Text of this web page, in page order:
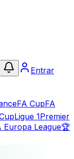
Entrar
FA CupFA
Ligue 1Premier
Europa League🏆